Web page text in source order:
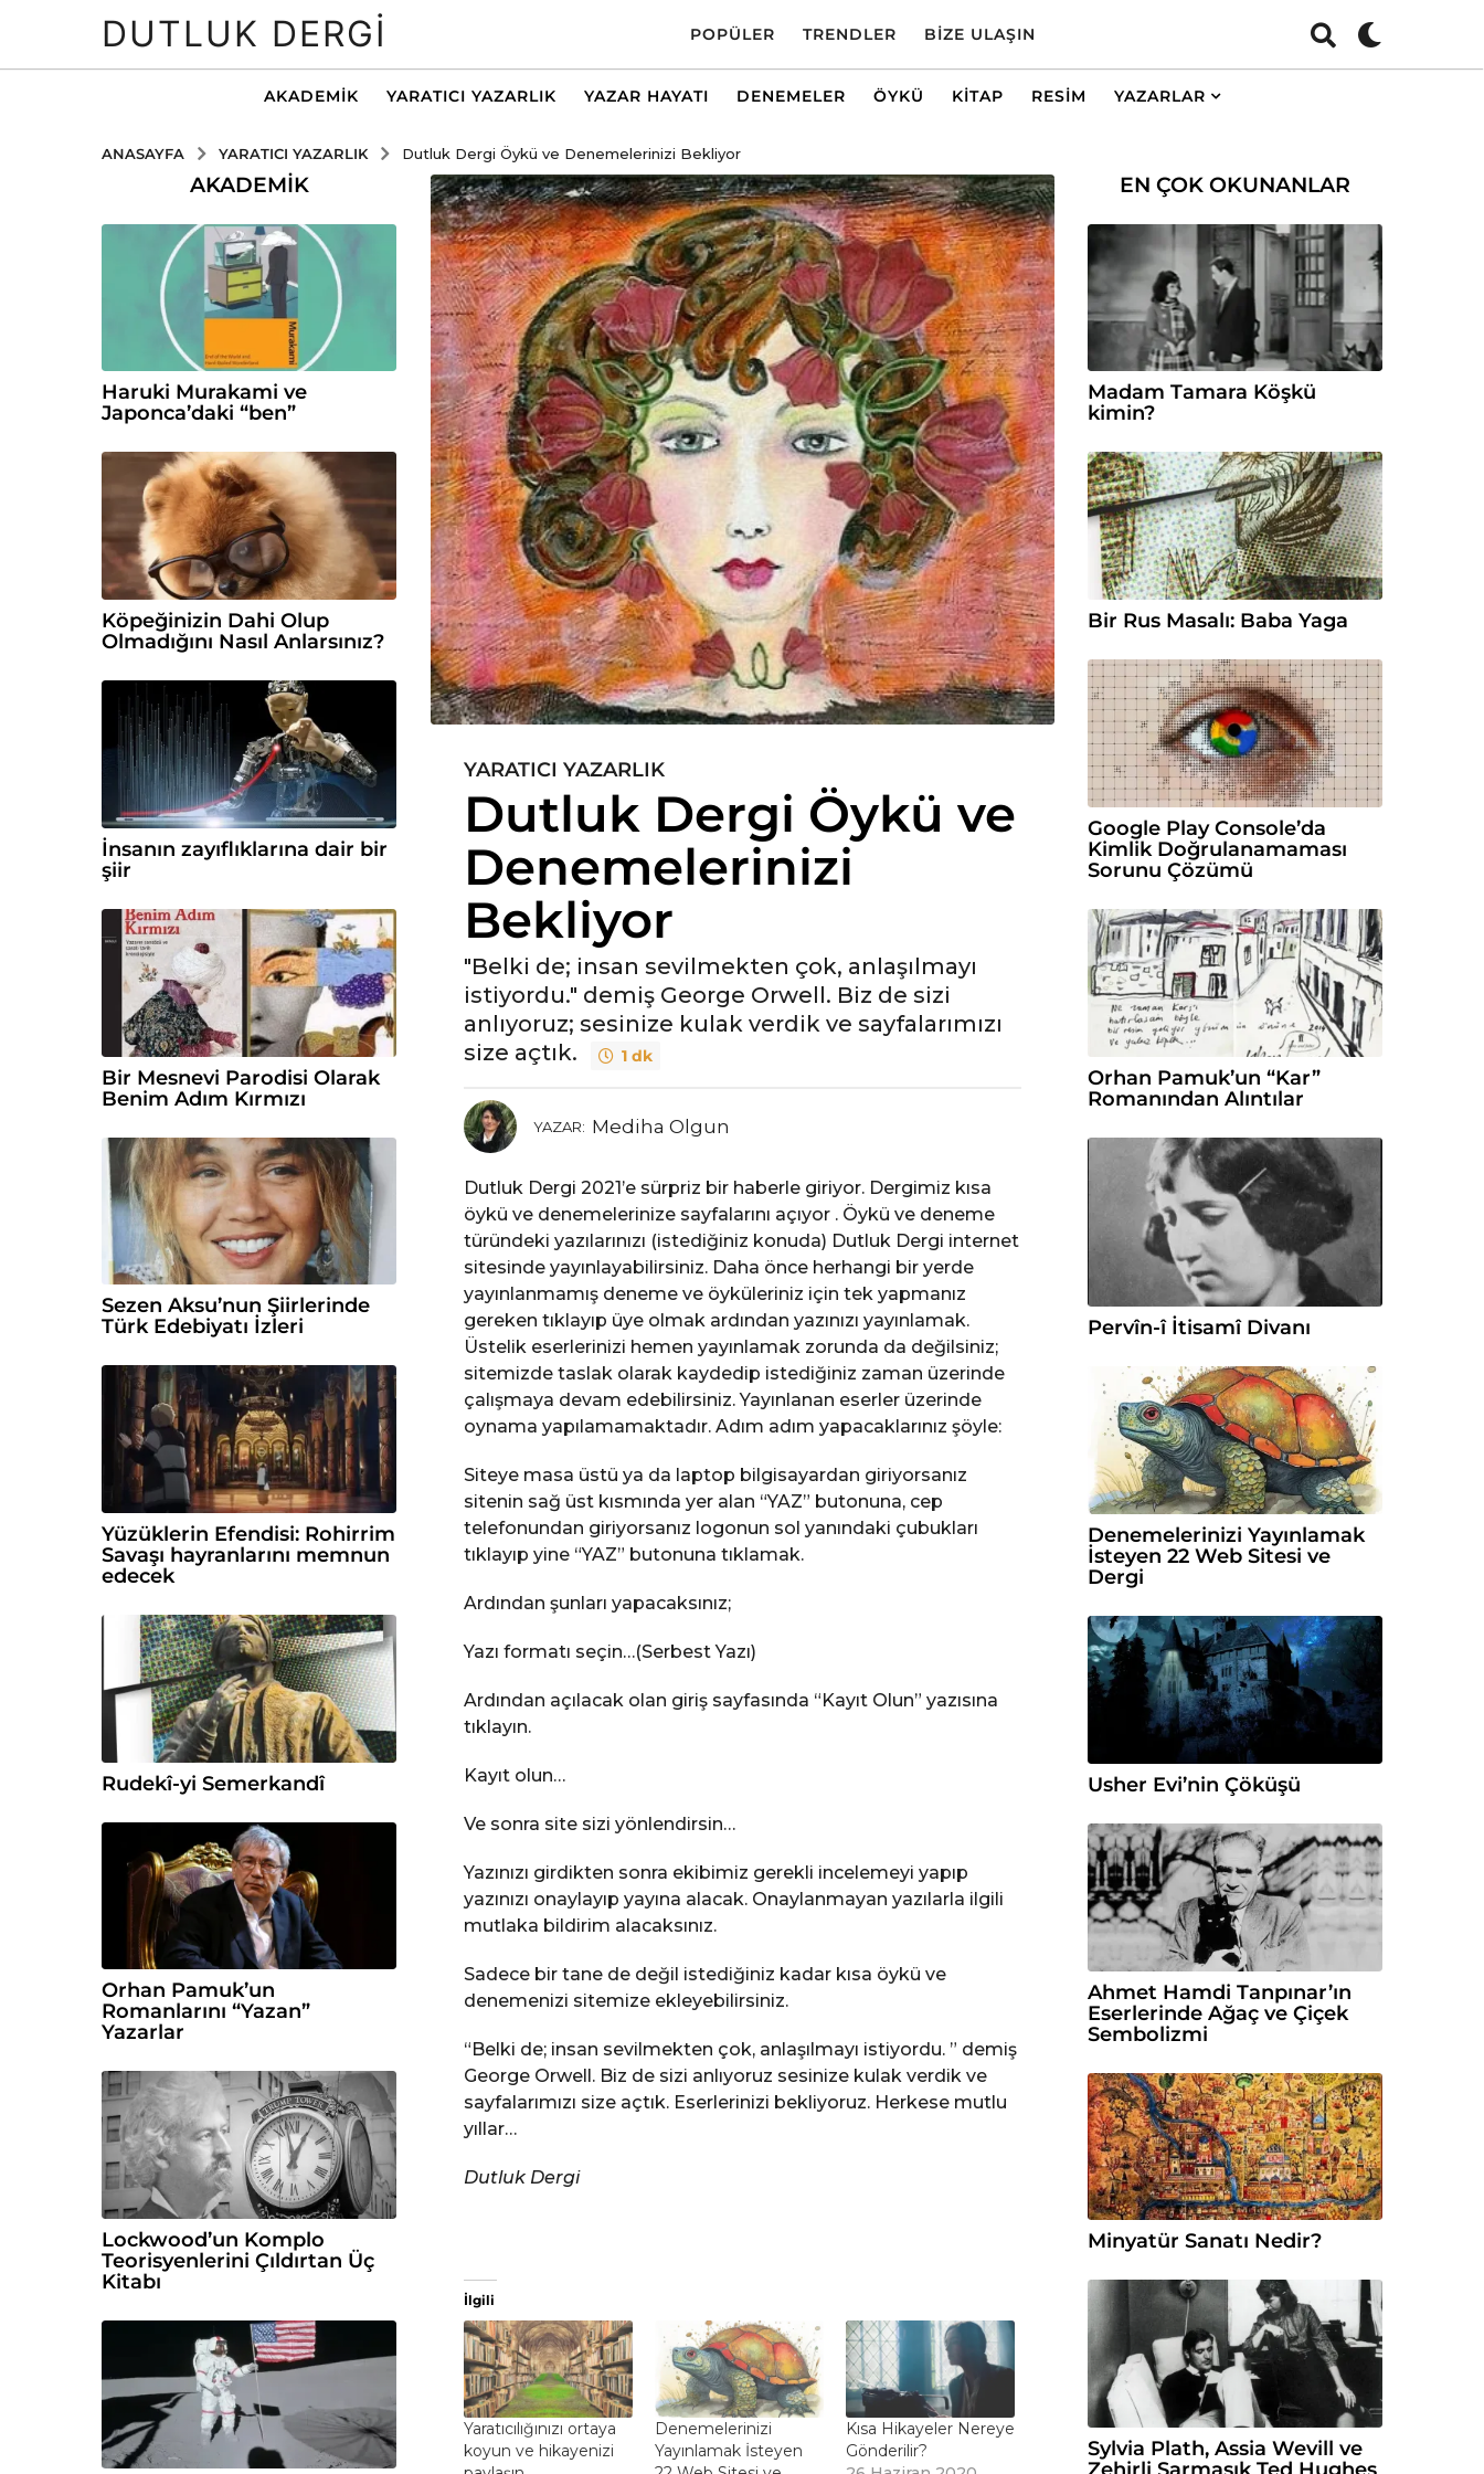
DUTLUK DERGI POPÜLER TRENDLER BIZE ULAŞIN
AKADEMIK YARATICI YAZARLIK YAZAR HAYATI DENEMELER ÖYKÜ KITAP RESIM YAZARLAR
ANASAYFA YARATICI YAZARLIK Dutluk Dergi Öykü ve Denemelerinizi Bekliyor
6
y
ö
n
e
6
y
ı
l
n
c
YARATICI YAZARLIK
Dutluk Dergi Öykü ve
Denemelerinizi
Bekliyor
"Belki de; insan sevilmekten çok, anlaşılmayı
istiyordu." demiş George Orwell. Biz de sizi
anlıyoruz; sesinize kulak verdik ve sayfalarımızı
size açtık.
1 dk
YAZAR: Mediha Olgun
Dutluk Dergi 2021’e sürpriz bir haberle giriyor. Dergimiz kısa
öykü ve denemelerinize sayfalarını açıyor . Öykü ve deneme
türündeki yazılarınızı (istediğiniz konuda) Dutluk Dergi internet
sitesinde yayınlayabilirsiniz. Daha önce herhangi bir yerde
yayınlanmamış deneme ve öyküleriniz için tek yapmanız
gereken tıklayıp üye olmak ardından yazınızı yayınlamak.
Üstelik eserlerinizi hemen yayınlamak zorunda da değilsiniz;
sitemizde taslak olarak kaydedip istediğiniz zaman üzerinde
çalışmaya devam edebilirsiniz. Yayınlanan eserler üzerinde
oynama yapılamamaktadır. Adım adım yapacaklarınız şöyle:
Siteye masa üstü ya da laptop bilgisayardan giriyorsanız
sitenin sağ üst kısmında yer alan “YAZ” butonuna, cep
telefonundan giriyorsanız logonun sol yanındaki çubukları
tıklayıp yine “YAZ” butonuna tıklamak.
Ardından şunları yapacaksınız;
Yazı formatı seçin…(Serbest Yazı)
Ardından açılacak olan giriş sayfasında “Kayıt Olun” yazısına
tıklayın.
Kayıt olun…
Ve sonra site sizi yönlendirsin…
Yazınızı girdikten sonra ekibimiz gerekli incelemeyi yapıp
yazınızı onaylayıp yayına alacak. Onaylanmayan yazılarla ilgili
mutlaka bildirim alacaksınız.
Sadece bir tane de değil istediğiniz kadar kısa öykü ve
denemenizi sitemize ekleyebilirsiniz.
“Belki de; insan sevilmekten çok, anlaşılmayı istiyordu. ” demiş
George Orwell. Biz de sizi anlıyoruz sesinize kulak verdik ve
sayfalarımızı size açtık. Eserlerinizi bekliyoruz. Herkese mutlu
yıllar…
Dutluk Dergi
İlgili
Yaratıcılığınızı ortaya
koyun ve hikayenizi
Denemelerinizi
Yayınlamak İsteyen
Kısa Hikayeler Nereye
Gönderilir?
AKADEMIK
Haruki Murakami ve
Japonca’daki “ben”
Köpeğinizin Dahi Olup
Olmadığını Nasıl Anlarsınız?
İnsanın zayıflıklarına dair bir
şiir
Bir Mesnevi Parodisi Olarak
Benim Adım Kırmızı
Sezen Aksu’nun Şiirlerinde
Türk Edebiyatı İzleri
Yüzüklerin Efendisi: Rohirrim
Savaşı hayranlarını memnun
edecek
Rudekî-yi Semerkandî
Orhan Pamuk’un
Romanlarını “Yazan”
Yazarlar
Lockwood’un Komplo
Teorisyenlerini Çıldırtan Üç
Kitabı
EN ÇOK OKUNANLAR
Madam Tamara Köşkü
kimin?
Bir Rus Masalı: Baba Yaga
Google Play Console’da
Kimlik Doğrulanamaması
Sorunu Çözümü
Orhan Pamuk’un “Kar”
Romanından Alıntılar
Pervîn-î İtisamî Divanı
Denemelerinizi Yayınlamak
İsteyen 22 Web Sitesi ve
Dergi
Usher Evi’nin Çöküşü
Ahmet Hamdi Tanpınar’ın
Eserlerinde Ağaç ve Çiçek
Sembolizmi
Minyatür Sanatı Nedir?
Sylvia Plath, Assia Wevill ve